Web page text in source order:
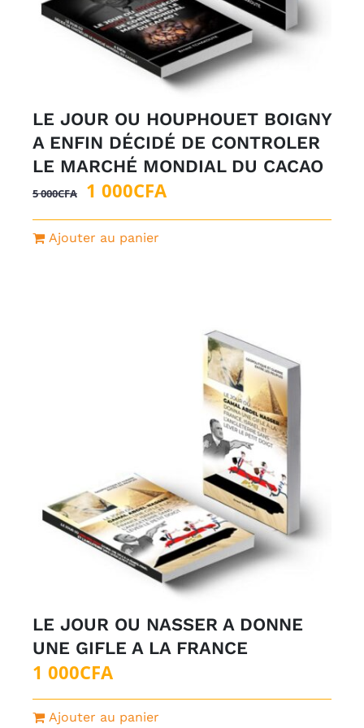
LE JOUR OU HOUPHOUET BOIGNY
A ENFIN DÉCIDÉ DE CONTROLER
LE MARCHÉ MONDIAL DU CACAO
5 000CFA
Le
prix
initial
1 000CFALe
prix
Ajouter au panier
LE JOUR OU NASSER A DONNE
UNE GIFLE A LA FRANCE
1 000CFA
Ajouter au panier